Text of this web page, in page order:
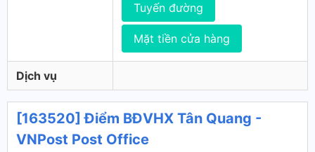
Tuyến đường
Mặt tiền cửa hàng
Dịch vụ
[163520] Điểm BĐVHX Tân Quang -
VNPost Post Office